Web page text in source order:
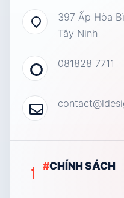
397 Ấp Hòa
Tây Ninh
081828 7711
#CHÍNH SÁCH